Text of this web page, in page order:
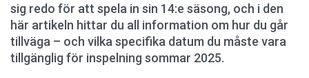
sig redo för att spela in sin 14:e säsong, och i den
här artikeln hittar du all information om hur du går
tillväga – och vilka specifika datum du måste vara
tillgänglig för inspelning sommar 2025.